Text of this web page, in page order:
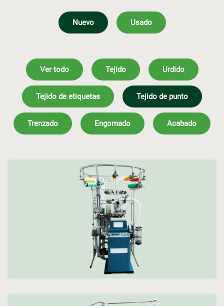
Nuevo Usado
Ver todo Tejido Urdido
Tejido de etiquetas Tejido de punto
Trenzado Engomado Acabado